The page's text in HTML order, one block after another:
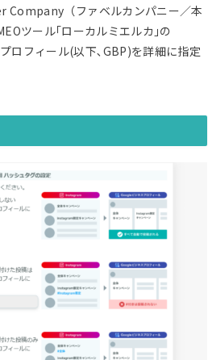
Company（ファベルカンパニー／本
ツール｢ローカルミエルカ｣の
ロフィール(以下､GBP)を詳細に指定